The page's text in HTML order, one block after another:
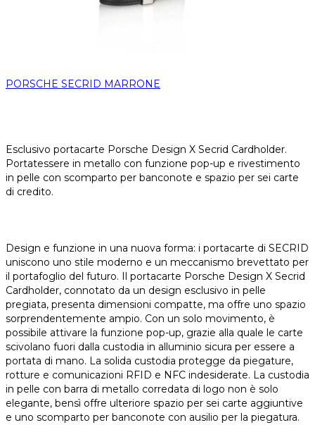
PORSCHE SECRID MARRONE
Esclusivo portacarte Porsche Design X Secrid Cardholder.
Portatessere in metallo con funzione pop-up e rivestimento
in pelle con scomparto per banconote e spazio per sei carte
di credito.
Design e funzione in una nuova forma: i portacarte di SECRID
uniscono uno stile moderno e un meccanismo brevettato per
il portafoglio del futuro. Il portacarte Porsche Design X Secrid
Cardholder, connotato da un design esclusivo in pelle
pregiata, presenta dimensioni compatte, ma offre uno spazio
sorprendentemente ampio. Con un solo movimento, è
possibile attivare la funzione pop-up, grazie alla quale le carte
scivolano fuori dalla custodia in alluminio sicura per essere a
portata di mano. La solida custodia protegge da piegature,
rotture e comunicazioni RFID e NFC indesiderate. La custodia
in pelle con barra di metallo corredata di logo non è solo
elegante, bensì offre ulteriore spazio per sei carte aggiuntive
e uno scomparto per banconote con ausilio per la piegatura.